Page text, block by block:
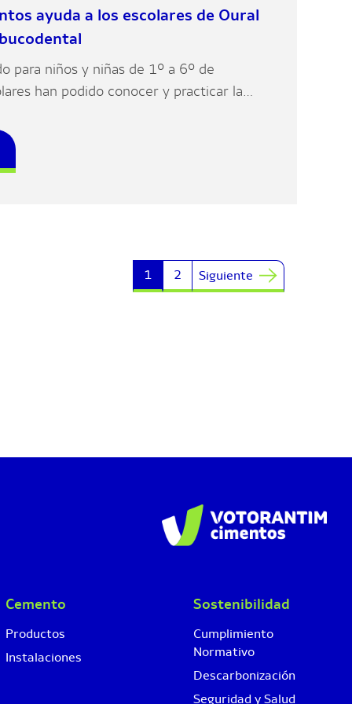
ayuda a los escolares de Oural
para niños y niñas de 1º a 6º de
han podido conocer y practicar la
1 2 Siguiente
Cemento
Productos
Instalaciones
Sostenibilidad
Cumplimiento
Normativo
Descarbonización
Seguridad y Salud